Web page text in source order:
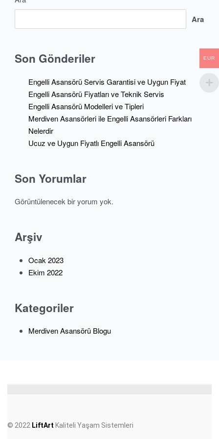
Ara
Son Gönderiler
Engelli Asansörü Servis Garantisi ve Uygun Fiyat
Engelli Asansörü Fiyatları ve Teknik Servis
Engelli Asansörü Modelleri ve Tipleri
Merdiven Asansörleri ile Engelli Asansörleri Farkları
Nelerdir
Ucuz ve Uygun Fiyatlı Engelli Asansörü
Son Yorumlar
Görüntülenecek bir yorum yok.
Arşiv
Ocak 2023
Ekim 2022
Kategoriler
Merdiven Asansörü Blogu
© 2022 LiftArt Kaliteli Yaşam Sistemleri
EUR